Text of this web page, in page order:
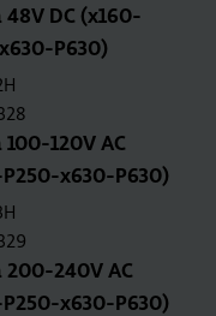
DC (x160-
P630)
120V AC
x630-P630)
240V AC
x630-P630)